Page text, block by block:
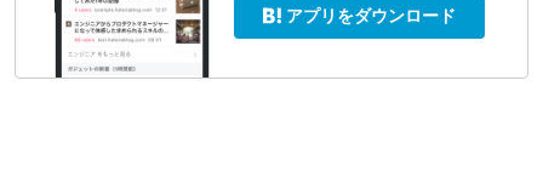
アプリをダウンロード